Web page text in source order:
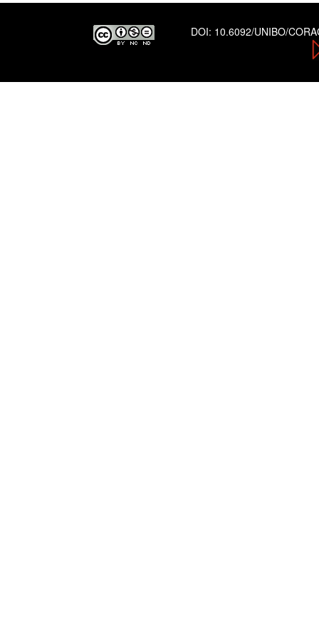
DOI: 10.6092/UNIBO/